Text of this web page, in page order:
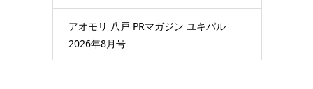
アオモリ 八戸 PRマガジン ユキパル
2026年8月号